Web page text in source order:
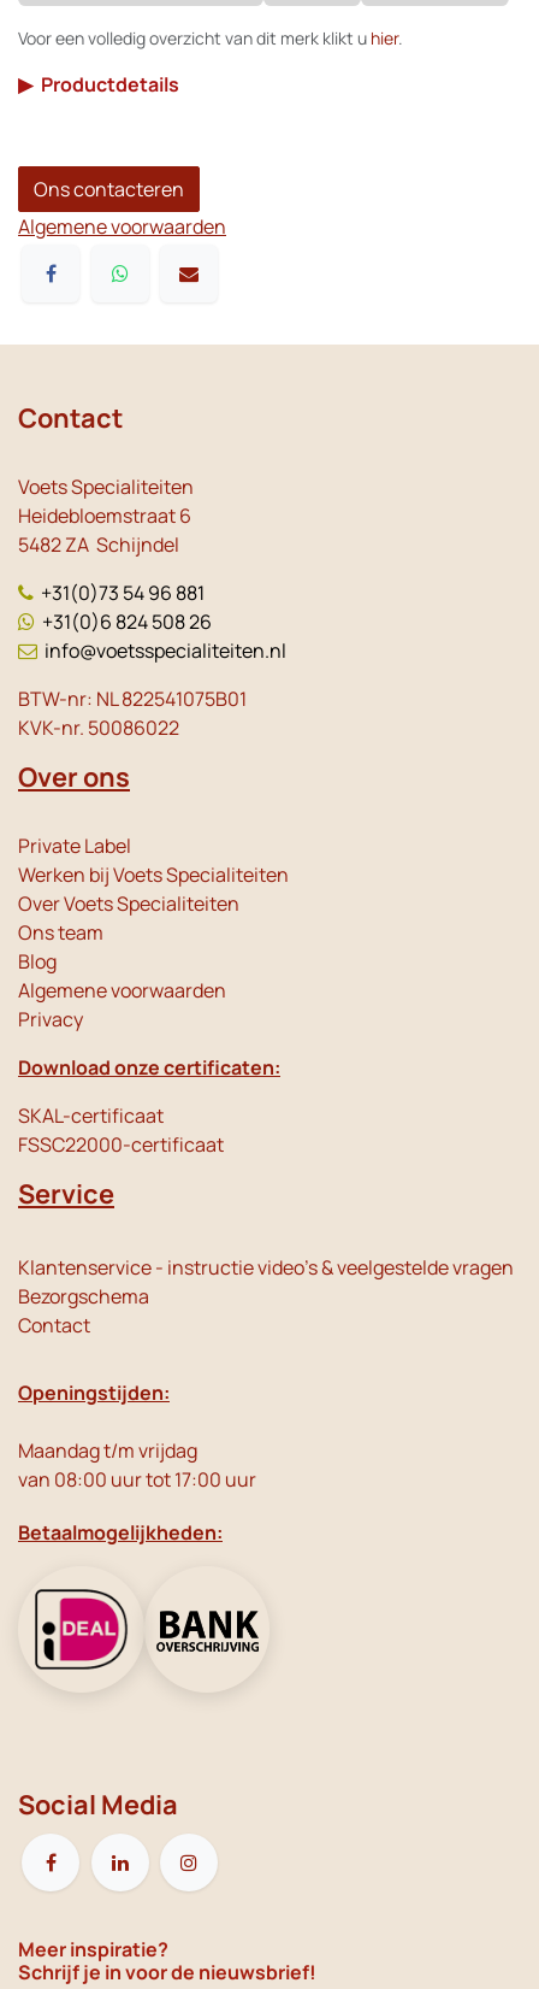
Voor een volledig overzicht van dit merk klikt u hier.
▶ Productdetails
Ons contacteren
Algemene voorwaarden
Contact
Voets Specialiteiten
Heidebloemstraat 6
5482 ZA Schijndel
+31(0)73 54 96 881
+31(0)6 824 508 26
info@voetsspecialiteiten.nl
BTW-nr: NL 822541075B01
KVK-nr. 50086022
Over ons
Private Label
Werken bij Voets Specialiteiten
Over Voets Specialiteiten
Ons team
Blog
Algemene voorwaarden
Privacy
Download onze certificaten:
SKAL-certificaat
FSSC22000-certificaat
Service
Klantenservice - instructie video's & veelgestelde vragen
Bezorgschema
Contact
Openingstijden:
Maandag t/m vrijdag
van 08:00 uur tot 17:00 uur
Betaalmogelijkheden:
Social Media
Meer inspiratie?
Schrijf je in voor de nieuwsbrief!